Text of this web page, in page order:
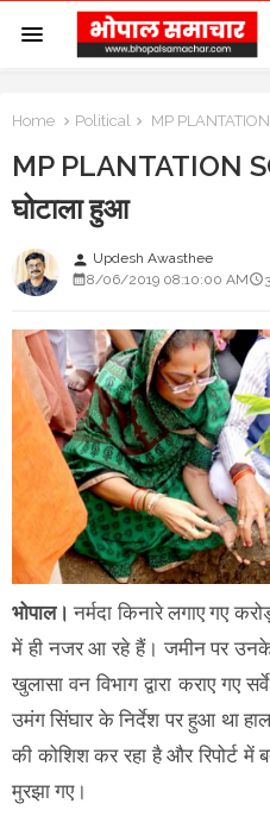
Home Political MP PLANTATION
MP PLANTATION
घोटाला हुआ
person Updesh Awasthee
8/06/2019 08:10:00 AM
भोपाल।नर्मदा किनारे लगाए गए
में ही नजर आ रहे हैं। जमीन पर
खुलासा वन विभाग द्वारा कराए गए
उमंग सिंघार के निर्देश पर हुआ था
की कोशिश कर रहा है और रिपोर्ट में
मुरझा गए।